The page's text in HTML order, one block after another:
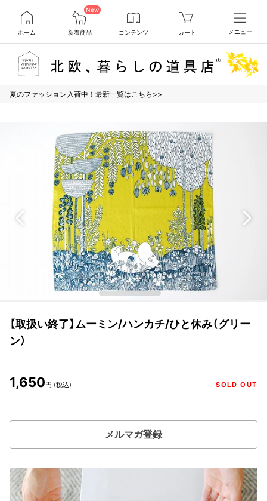
ホーム
New
新着商品 コンテンツ カート メニュー
夏のファッション入荷中！最新一覧はこちら>>
【取扱い終了】ムーミン/ハンカチ/ひと休み（グリー
ン）
1,650円 (税込) SOLD OUT
メルマガ登録